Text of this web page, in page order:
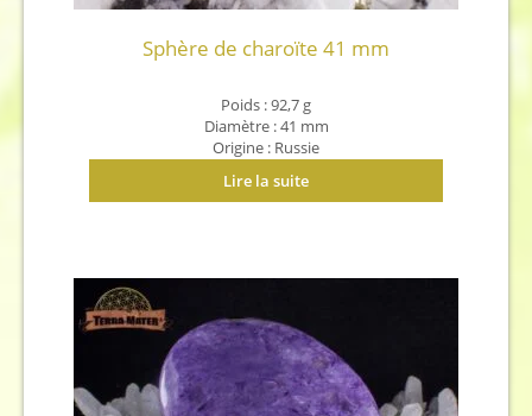
Sphère de charoïte 41 mm
Poids : 92,7 g
Diamètre : 41 mm
Origine : Russie
Lire la suite